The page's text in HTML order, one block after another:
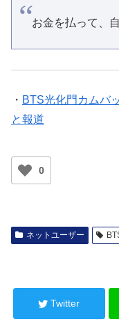
お金を払って、
・ BTS光化門カムバ
と報道
0
ネットユーザー
Twitter